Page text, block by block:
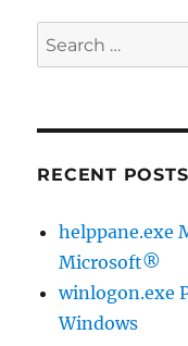
Search
for:
RECENT POSTS
helppane.exe
Microsoft®
winlogon.exe
Windows